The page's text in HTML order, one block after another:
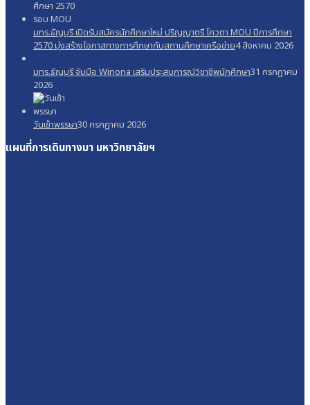
มทร.ธัญบุรี เปิดรับสมัครนักศึกษาใหม่ ปริญญาตรี โควตา MOU ปีการศึกษา
2570 มุ่งสร้างโอกาสทางการศึกษากับสถานศึกษาเครือข่าย4 สิงหาคม 2026
มทร.ธัญบุรี จับมือ Winona เสริมประสบการณ์วิชาชีพนักศึกษา31 กรกฎาคม
2026
วันเข้าพรรษา30 กรกฎาคม 2026
แผนที่การเดินทางมา มหาวิทยาลัยฯ